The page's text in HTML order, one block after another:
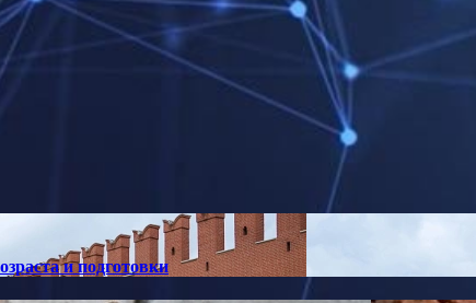
и подготовки